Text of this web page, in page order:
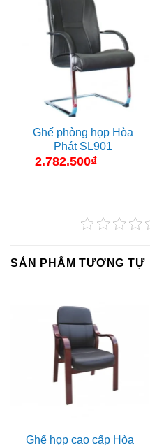
Ghế phòng họp Hòa
Phát SL901
2.782.500₫
SẢN PHẨM TƯƠNG TỰ
Ghế họp cao cấp Hòa